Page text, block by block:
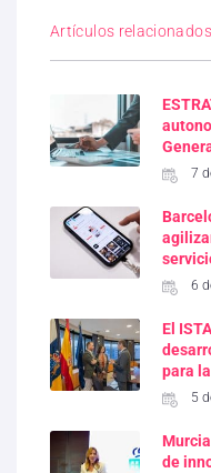
Artículos relacionados
7
6
El
para
5
de